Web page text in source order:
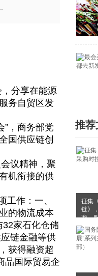
分享在能源
务自贸区发
，商务部党
国供应链创
议精神，聚
机衔接的供
作：一、
的物流成本
家石化仓储
链金融等供
获得融资超
品国际贸易企
推荐
征集
链》
商、